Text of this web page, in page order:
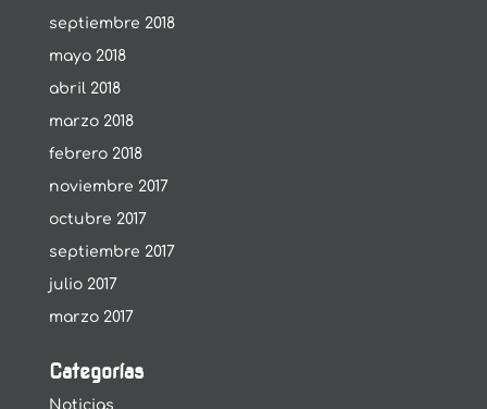
septiembre 2018
mayo 2018
abril 2018
marzo 2018
febrero 2018
noviembre 2017
octubre 2017
septiembre 2017
julio 2017
marzo 2017
Categorías
Noticias